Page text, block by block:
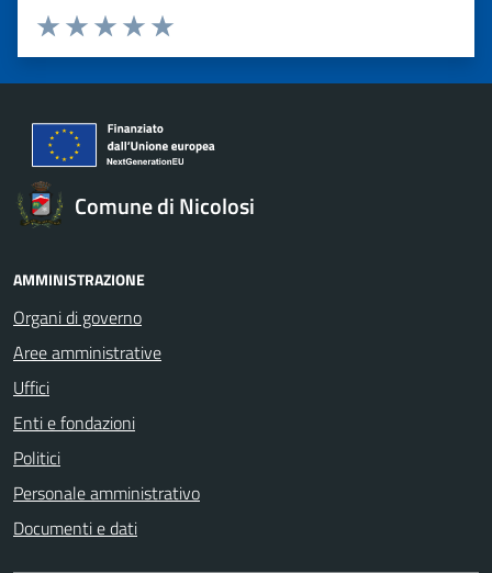
Valuta 5 stelle su 5
Valuta 4 stelle su 5
Valuta 3 stelle su 5
Valuta 2 stelle su 5
Valuta 1 stelle su 5
Comune di Nicolosi
AMMINISTRAZIONE
Organi di governo
Aree amministrative
Uffici
Enti e fondazioni
Politici
Personale amministrativo
Documenti e dati